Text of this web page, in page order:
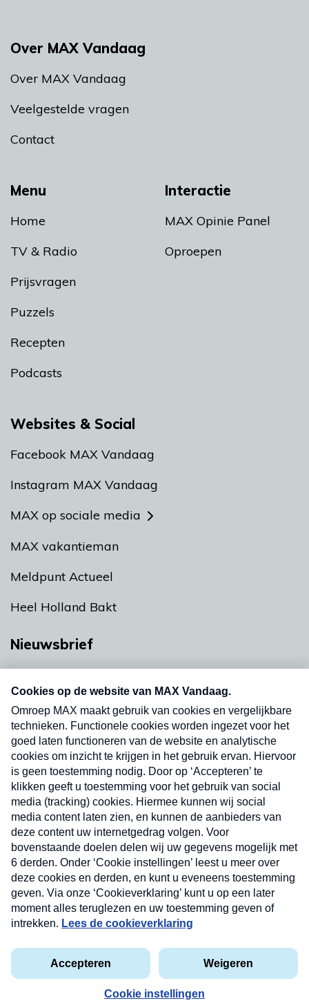
Menu
Home
TV & Radio
Prijsvragen
Puzzels
Recepten
Podcasts
Interactie
MAX Opinie Panel
Oproepen
Over MAX Vandaag
Over MAX Vandaag
Veelgestelde vragen
Contact
Websites & Social
Facebook MAX Vandaag
Instagram MAX Vandaag
MAX op sociale media
MAX vakantieman
Meldpunt Actueel
Heel Holland Bakt
Nieuwsbrief
nieuwsbrief. Elke vrijdag- en dinsdagochtend in
uw mailbox.
Verzend
Privacyverklaring
Cookieverklaring
Kwetsbaarheid melden
Copyright © 2026 MAX Vandaag - Omroep MAX
Nieuwsbrief
Neem hier een gratis abonnement op onze
nieuwsbrief. Elke vrijdag- en dinsdagochtend in uw